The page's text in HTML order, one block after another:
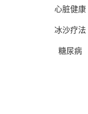
心脏健康
冰沙疗法
糖尿病